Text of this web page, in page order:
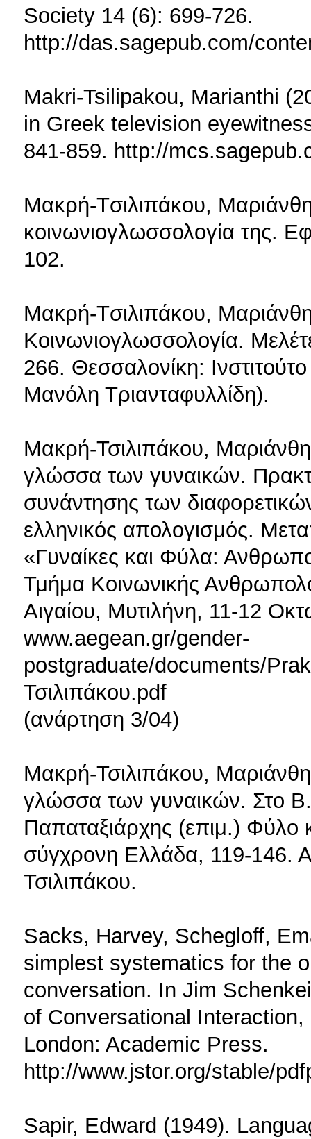
Society 14 (6): 699-726.
http://das.sagepub.com/
Μakri-Tsilipakou, Marianthi
in Greek television
841-859. http://
Mακρή-Tσιλιπάκου,
κοινωνιογλωσσολογία της.
102.
Mακρή-Tσιλιπάκου,
Κοινωνιογλωσσολογία.
266. Θεσσαλονίκη:
Μανόλη Τριανταφυλλίδη).
Mακρή-Τσιλιπάκου,
γλώσσα των γυναικών.
συνάντησης των
ελληνικός απολογισμός.
«Γυναίκες και Φύλα:
Τμήμα Κοινωνικής
Αιγαίου, Μυτιλήνη, 11-12
www.aegean.gr/gender-
postgraduate/documents/
Τσιλιπάκου.pdf
(ανάρτηση 3/04)
Μακρή-Τσιλιπάκου,
γλώσσα των γυναικών. Στο
Παπαταξιάρχης (επιμ.) Φύλο
σύγχρονη Ελλάδα, 119-146.
Τσιλιπάκου.
Sacks, Harvey, Schegloff,
simplest systematics for the
conversation. In Jim
of Conversational
London: Academic Press.
http://www.jstor.org/stable/
Sapir, Edward (1949).